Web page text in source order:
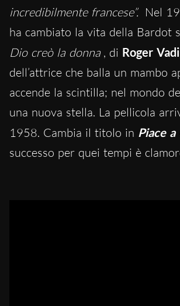
incredibilmente francese”. Nel
ha cambiato la vita della Bardot
Dio creò la donna , di Roger
dell’attrice che balla un mambo
accende la scintilla; nel mondo
una nuova stella. La pellicola
1958. Cambia il titolo in Piace
successo per quei tempi è